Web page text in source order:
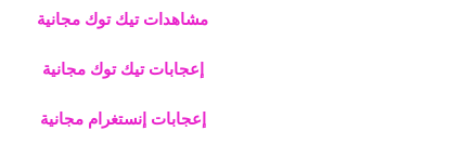
مشاهدات تيك توك مجانية
إعجابات تيك توك مجانية
إعجابات إنستغرام مجانية